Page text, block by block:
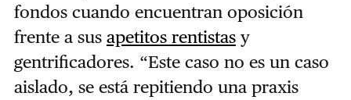
fondos cuando encuentran oposición
frente a sus apetitos rentistasy
gentrificadores. “Este caso no es un caso
aislado, se está repitiendo una praxis